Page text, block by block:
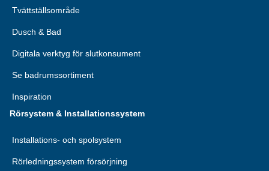
Tvättställsområde
Dusch & Bad
Digitala verktyg för slutkonsument
Se badrumssortiment
Inspiration
Rörsystem & Installationssystem
Installations- och spolsystem
Rörledningssystem försörjning